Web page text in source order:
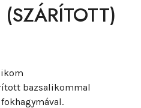
bazsalikommal